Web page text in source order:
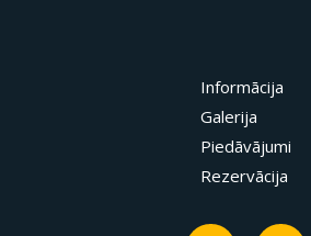
Informācija
Galerija
Piedāvājumi
Rezervācija